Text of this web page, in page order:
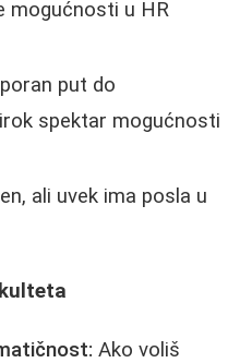
mogućnosti u HR
put do
spektar mogućnosti
ali uvek ima posla u
Ako voliš